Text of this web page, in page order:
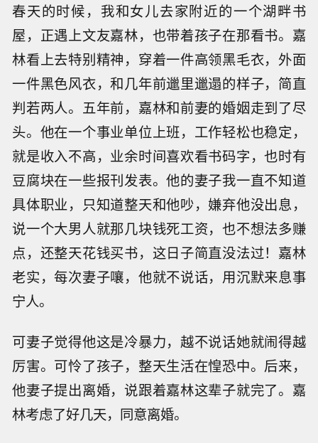
春天的时候，我和女儿去家附近的一个湖畔书
屋，正遇上文友嘉林，也带着孩子在那看书。嘉
林看上去特别精神，穿着一件高领黑毛衣，外面
一件黑色风衣，和几年前邋里邋遢的样子，简直
判若两人。五年前，嘉林和前妻的婚姻走到了尽
头。他在一个事业单位上班，工作轻松也稳定，
就是收入不高，业余时间喜欢看书码字，也时有
豆腐块在一些报刊发表。他的妻子我一直不知道
具体职业，只知道整天和他吵，嫌弃他没出息，
说一个大男人就那几块钱死工资，也不想法多赚
点，还整天花钱买书，这日子简直没法过！嘉林
老实，每次妻子嚷，他就不说话，用沉默来息事
宁人。
可妻子觉得他这是冷暴力，越不说话她就闹得越
厉害。可怜了孩子，整天生活在惶恐中。后来，
他妻子提出离婚，说跟着嘉林这辈子就完了。嘉
林考虑了好几天，同意离婚。